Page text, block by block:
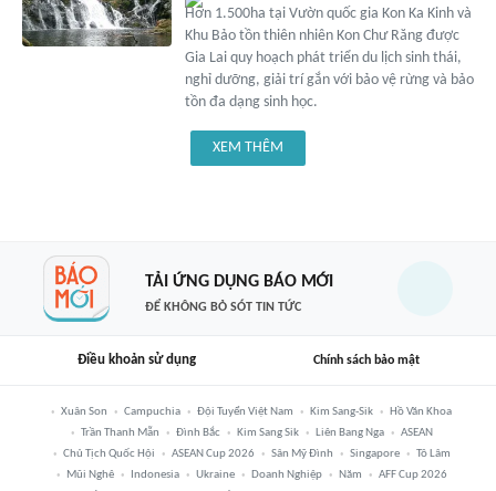
Hơn 1.500ha tại Vườn quốc gia Kon Ka Kinh và
Khu Bảo tồn thiên nhiên Kon Chư Răng được
Gia Lai quy hoạch phát triển du lịch sinh thái,
nghỉ dưỡng, giải trí gắn với bảo vệ rừng và bảo
tồn đa dạng sinh học.
XEM THÊM
TẢI ỨNG DỤNG BÁO MỚI
ĐỂ KHÔNG BỎ SÓT TIN TỨC
Điều khoản sử dụng Chính sách bảo mật
Xuân Son Campuchia Đội Tuyển Việt Nam Kim Sang-Sik
Hồ Văn Khoa
Trần Thanh Mẫn
Đình Bắc Kim Sang Sik Liên Bang Nga
ASEAN
Chủ Tịch Quốc Hội
ASEAN Cup 2026 Sân Mỹ Đình Singapore
Tô Lâm
Mũi Nghê
Indonesia Ukraine Doanh Nghiệp Năm
AFF Cup 2026